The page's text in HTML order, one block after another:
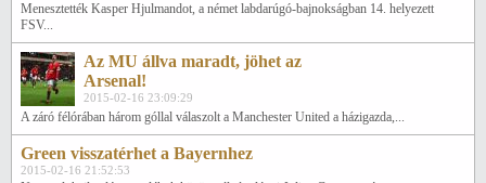
Menesztették Kasper Hjulmandot, a német labdarúgó-bajnokságban 14. helyezett
FSV...
Az MU állva maradt, jöhet az
Arsenal!
2015-02-16 23:09:29
A záró félórában három góllal válaszolt a Manchester United a házigazda,...
Green visszatérhet a Bayernhez
2015-02-16 21:52:53